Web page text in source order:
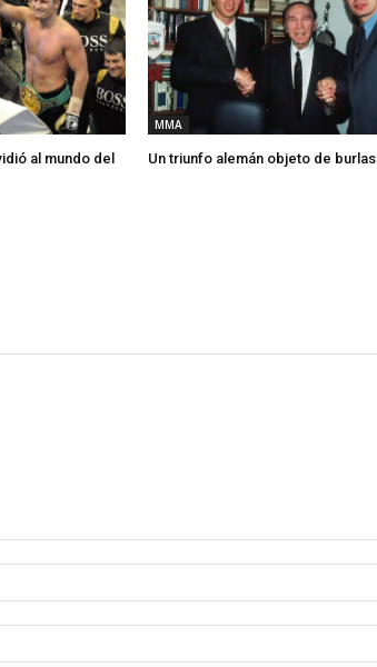
al mundo del
MMA
Un triunfo alemán objeto de burlas